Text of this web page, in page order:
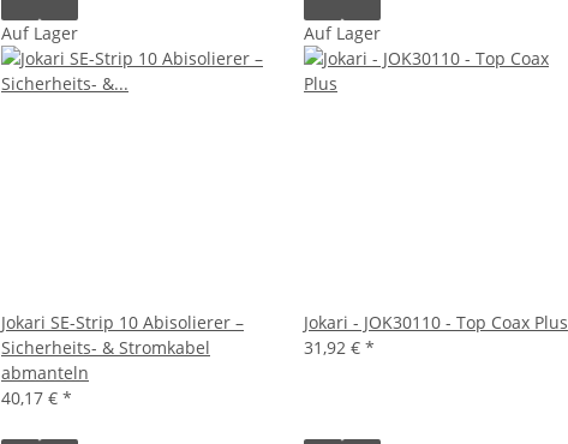
Auf Lager
Jokari SE-Strip 10 Abisolierer –
Sicherheits- & Stromkabel
abmanteln
40,17 € *
Auf Lager
Jokari - JOK30110 - Top Coax Plus
31,92 € *